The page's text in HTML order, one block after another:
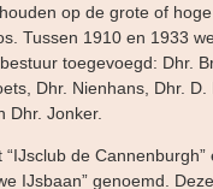
op de grote of
Tussen 1910 en 1933
toegevoegd: Dhr.
Dhr. Nienhans, Dhr. D.
Dhr. Jonker.
de
IJsbaan” genoemd.